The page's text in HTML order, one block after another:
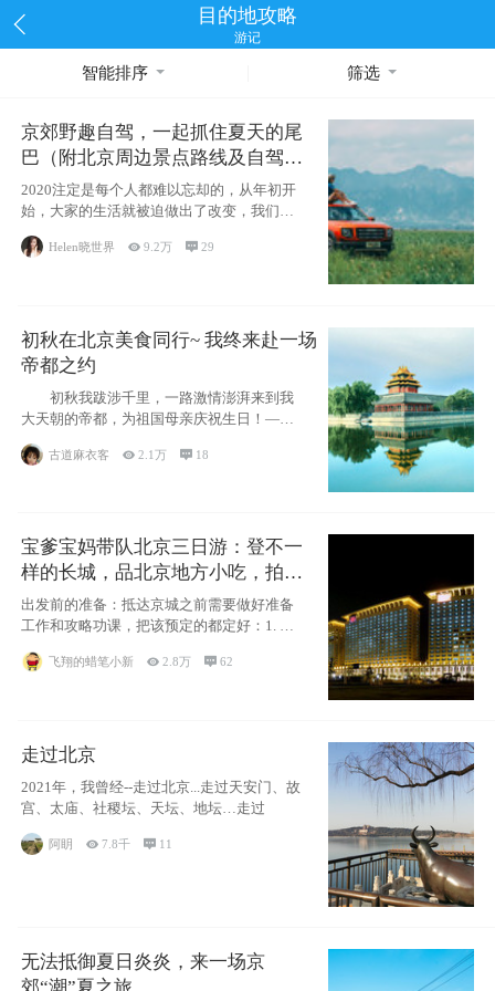
目的地攻略
游记
智能排序 筛选
京郊野趣自驾，一起抓住夏天的尾
巴（附北京周边景点路线及自驾攻
略）
2020注定是每个人都难以忘却的，从年初开
始，大家的生活就被迫做出了改变，我们也
不例外。本来双双辞职是为
Helen晓世界 9.2万 29
初秋在北京美食同行~ 我终来赴一场
帝都之约
初秋我跋涉千里，一路激情澎湃来到我
大天朝的帝都，为祖国母亲庆祝生日！——
古道麻衣客 2.1万  18
宝爹宝妈带队北京三日游：登不一
样的长城，品北京地方小吃，拍盘
古七星夜景！
出发前的准备：抵达京城之前需要做好准备
工作和攻略功课，把该预定的都定好：1. 酒
飞翔的蜡笔小新 2.8万 62
走过北京
2021年，我曾经--走过北京...走过天安门、故
宫、太庙、社稷坛、天坛、地坛…走过
阿眀 7.8千  11
无法抵御夏日炎炎，来一场京